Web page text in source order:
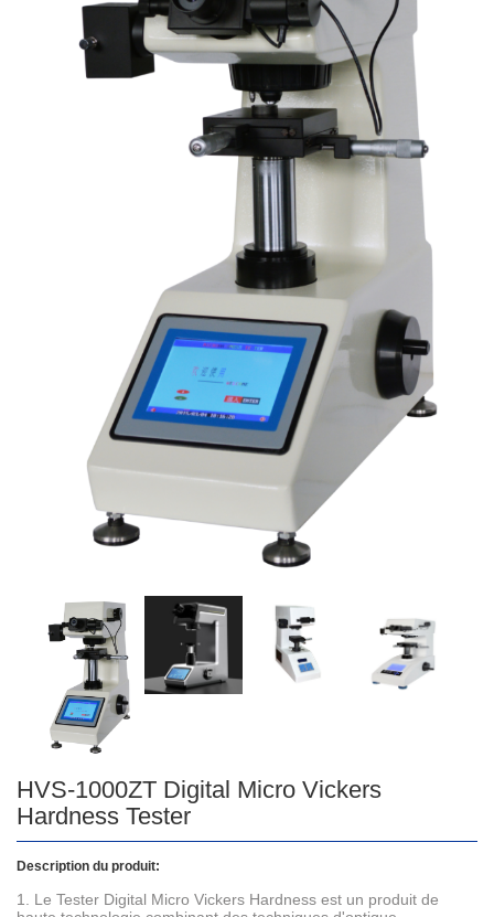
HVS-1000ZT Digital Micro Vickers
Hardness Tester
Description du produit:
1. Le Tester Digital Micro Vickers Hardness est un produit de